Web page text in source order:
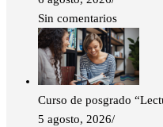
Sin comentarios
Curso de posgrado
5 agosto, 2026/